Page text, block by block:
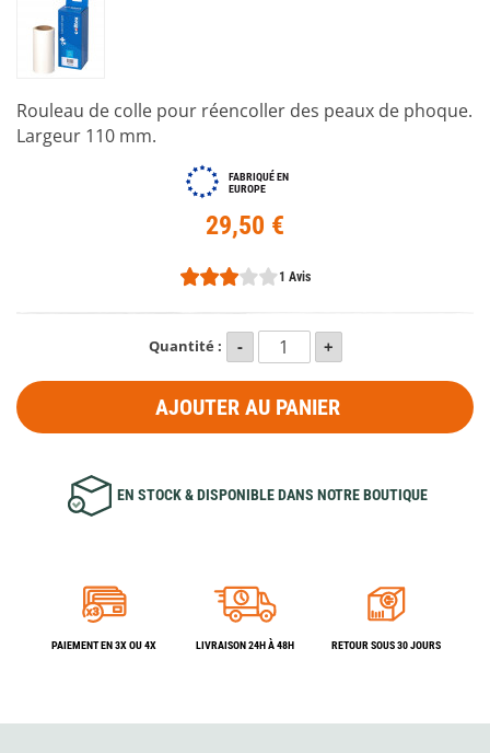
Rouleau de colle pour réencoller des peaux de phoque.
Largeur 110 mm.
FABRIQUÉ EN
EUROPE
29,50 €
1 Avis
Quantité :
AJOUTER AU PANIER
EN STOCK & DISPONIBLE DANS NOTRE BOUTIQUE
PAIEMENT EN 3X OU 4X LIVRAISON 24H À 48H RETOUR SOUS 30 JOURS